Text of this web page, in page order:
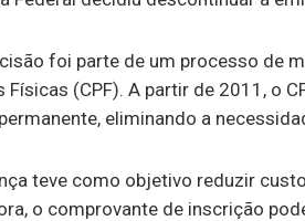
foi parte de um processo de
Físicas (CPF). A partir de 2011, o
eliminando a
teve como objetivo reduzir
o comprovante de inscrição